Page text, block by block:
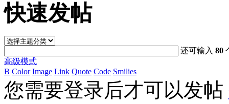
快速发帖
还可输入80
高级模式
B Color Image Link Quote Code Smilies
您需要登录后才可以发帖